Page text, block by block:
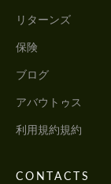
リターンズ
保険
ブログ
アバウトゥス
利用規約規約
CONTACTS